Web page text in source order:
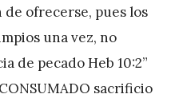
de ofrecerse, pues los
una vez, no
de pecado Heb 10:2”
sacrificio